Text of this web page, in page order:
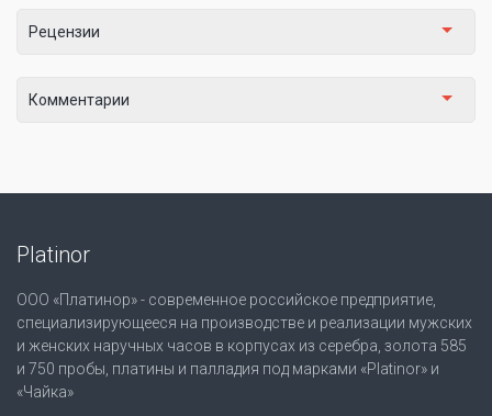
Рецензии
Комментарии
Platinor
ООО «Платинор» - современное российское предприятие,
специализирующееся на производстве и реализации мужских
и женских наручных часов в корпусах из серебра, золота 585
и 750 пробы, платины и палладия под марками «Platinor» и
«Чайка»